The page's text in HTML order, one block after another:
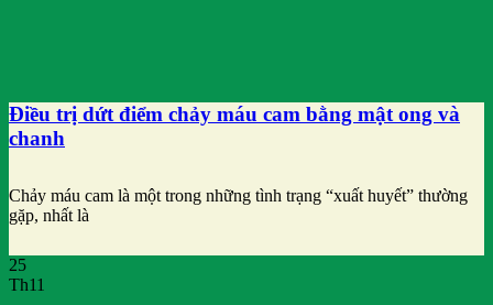
Điều trị dứt điểm chảy máu cam bằng mật ong và
chanh
Chảy máu cam là một trong những tình trạng “xuất huyết” thường
gặp, nhất là
25
Th11